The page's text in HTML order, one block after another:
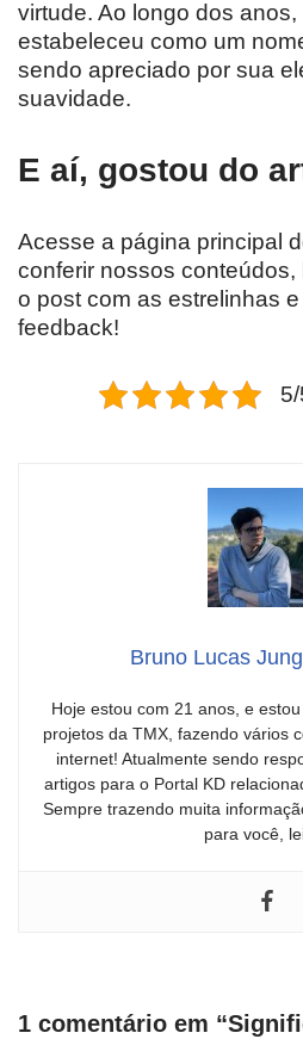
virtude. Ao longo dos anos,
estabeleceu como um
sendo apreciado por sua
suavidade.
E aí, gostou do
Acesse a página principal
conferir nossos
o post com as estrelinhas
feedback!
Bruno Lucas
Hoje estou com 21 anos, e
projetos da TMX, fazendo vários
internet! Atualmente sendo
artigos para o Portal KD
Sempre trazendo muita
para você,
1 comentário em